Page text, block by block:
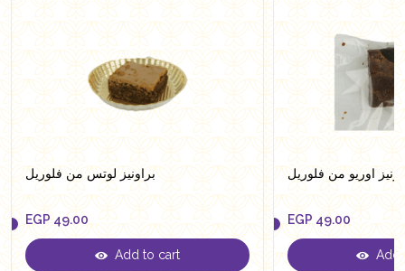
براونيز لوتس من فلوريل
EGP
EGP 49.00
Add to cart
اوريو من فلوريل
EGP
EGP 49.00
Add